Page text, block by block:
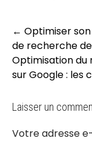
Post
navigation
← Optimiser
de recherche
Optimisation
sur Google : les
Laisser un
Votre adresse